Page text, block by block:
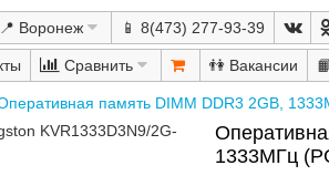
📍 Воронеж 📱 8(473) 277-93-39
Сравнить 👫 📙
память DIMM DDR3 2GB,
1333МГц